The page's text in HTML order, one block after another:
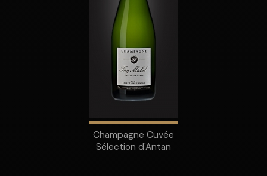
Champagne Cuvée
Sélection d'Antan